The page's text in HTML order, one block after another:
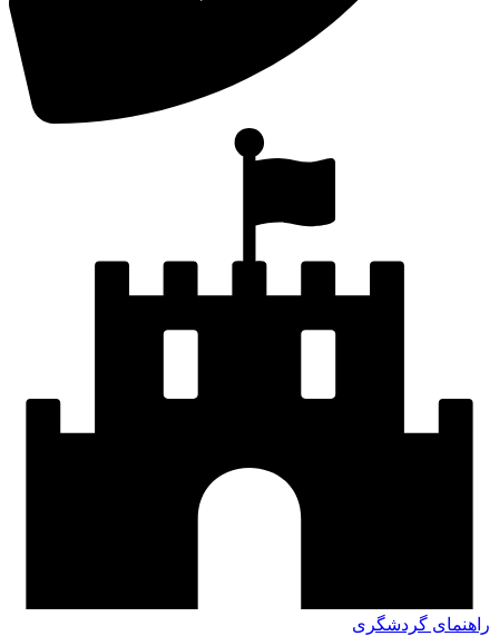
راهنمای گردشگری